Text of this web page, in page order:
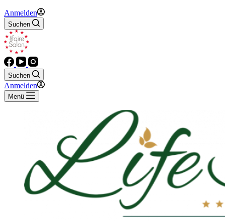
Anmelden
Suchen
Suchen
Anmelden
Menü